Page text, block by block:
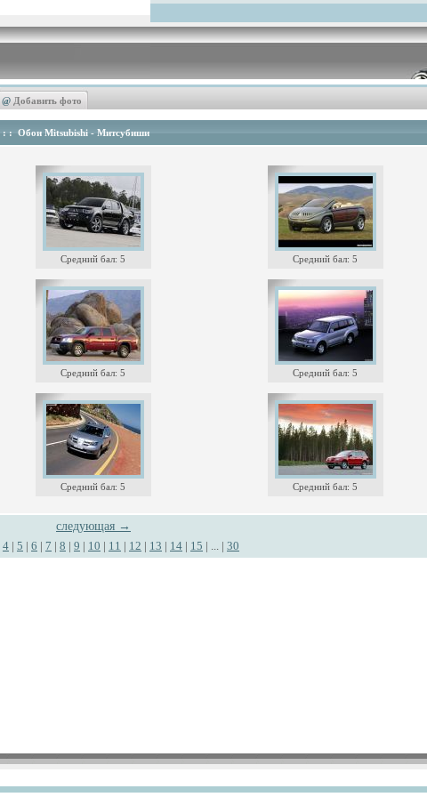
@ Добавить фото
: : Обои Mitsubishi - Митсубиши
Средний бал: 5 Средний бал: 5
Средний бал: 5 Средний бал: 5
Средний бал: 5 Средний бал: 5
следующая →
4 | 5 | 6 | 7 | 8 | 9 | 10 | 11 | 12 | 13 | 14 | 15 | ... | 30